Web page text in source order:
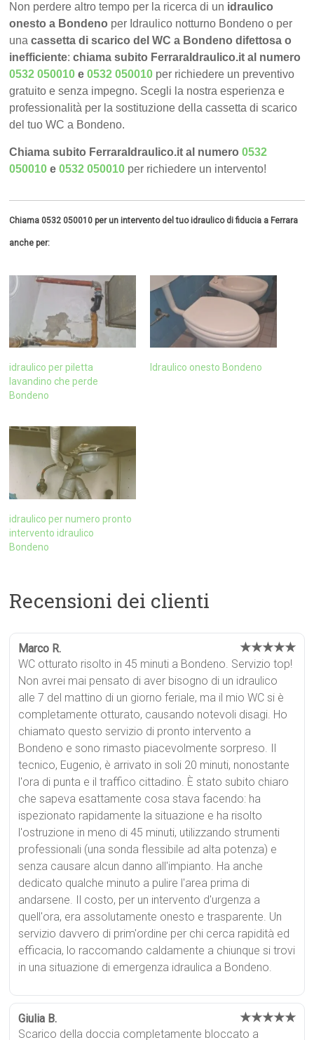
Non perdere altro tempo per la ricerca di un idraulico
onesto a Bondeno per Idraulico notturno Bondeno o per
unacassetta di scarico del WC a Bondeno difettosa o
inefficiente:chiama subito FerraraIdraulico.it al numero
0532 050010 e0532 050010 per richiedere un preventivo
gratuito e senza impegno. Scegli la nostra esperienza e
professionalità per la sostituzione della cassetta di scarico
del tuo WC a Bondeno.
Chiama subito FerraraIdraulico.it al numero0532
050010 e0532 050010 per richiedere un intervento!
Chiama 0532 050010 per un intervento del tuo idraulico di fiducia a Ferrara
anche per:
idraulico per piletta
lavandino che perde
Bondeno
Idraulico onesto Bondeno
idraulico per numero pronto
intervento idraulico
Bondeno
Recensioni dei clienti
Marco R. ★★★★★
WC otturato risolto in 45 minuti a Bondeno. Servizio top!
Non avrei mai pensato di aver bisogno di un idraulico
alle 7 del mattino di un giorno feriale, ma il mio WC si è
completamente otturato, causando notevoli disagi. Ho
chiamato questo servizio di pronto intervento a
Bondeno e sono rimasto piacevolmente sorpreso. Il
tecnico, Eugenio, è arrivato in soli 20 minuti, nonostante
l'ora di punta e il traffico cittadino. È stato subito chiaro
che sapeva esattamente cosa stava facendo: ha
ispezionato rapidamente la situazione e ha risolto
l'ostruzione in meno di 45 minuti, utilizzando strumenti
professionali (una sonda flessibile ad alta potenza) e
senza causare alcun danno all'impianto. Ha anche
dedicato qualche minuto a pulire l'area prima di
andarsene. Il costo, per un intervento d'urgenza a
quell'ora, era assolutamente onesto e trasparente. Un
servizio davvero di prim'ordine per chi cerca rapidità ed
efficacia, lo raccomando caldamente a chiunque si trovi
in una situazione di emergenza idraulica a Bondeno.
Giulia B. ★★★★★
Scarico della doccia completamente bloccato a